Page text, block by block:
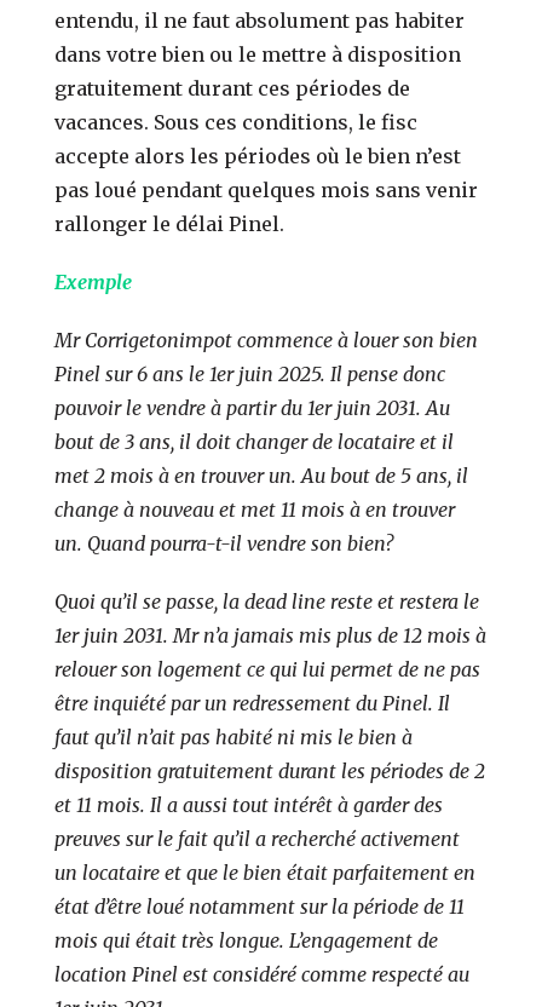
entendu, il ne faut absolument pas habiter
dans votre bien ou le mettre à disposition
gratuitement durant ces périodes de
vacances. Sous ces conditions, le fisc
accepte alors les périodes où le bien n’est
pas loué pendant quelques mois sans venir
rallonger le délai Pinel.
Exemple
Mr Corrigetonimpot commence à louer son bien
Pinel sur 6 ans le 1er juin 2025. Il pense donc
pouvoir le vendre à partir du 1er juin 2031. Au
bout de 3 ans, il doit changer de locataire et il
met 2 mois à en trouver un. Au bout de 5 ans, il
change à nouveau et met 11 mois à en trouver
un. Quand pourra-t-il vendre son bien?
Quoi qu’il se passe, la dead line reste et restera le
1er juin 2031. Mr n’a jamais mis plus de 12 mois à
relouer son logement ce qui lui permet de ne pas
être inquiété par un redressement du Pinel. Il
faut qu’il n’ait pas habité ni mis le bien à
disposition gratuitement durant les périodes de 2
et 11 mois. Il a aussi tout intérêt à garder des
preuves sur le fait qu’il a recherché activement
un locataire et que le bien était parfaitement en
état d’être loué notamment sur la période de 11
mois qui était très longue. L’engagement de
location Pinel est considéré comme respecté au